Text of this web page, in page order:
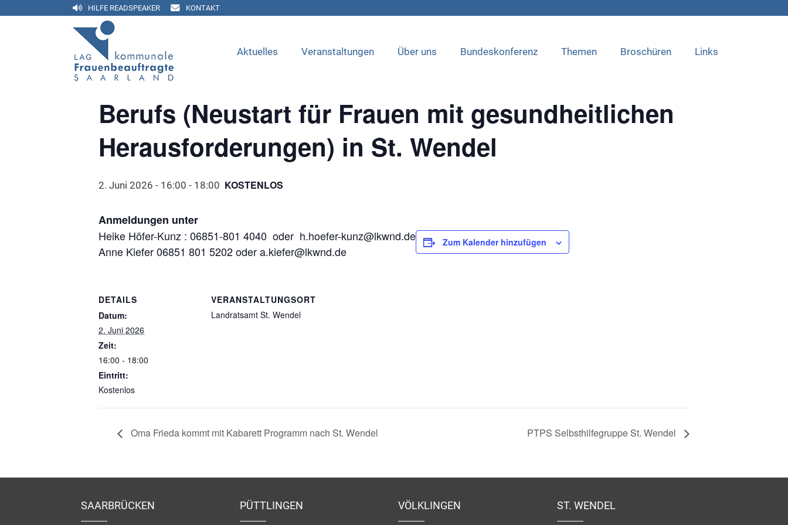
HILFE READSPEAKER KONTAKT
Aktuelles Veranstaltungen Über uns Bundeskonferenz Themen Broschüren Links
« Alle Veranstaltungen
Diese Veranstaltung hat bereits stattgefunden.
Berufs (Neustart für Frauen mit gesundheitlichen
Herausforderungen) in St. Wendel
2. Juni 2026 - 16:00 - 18:00 KOSTENLOS
Anmeldungen unter
Heike Höfer-Kunz : 06851-801 4040 oder h.hoefer-kunz@lkwnd.de
Anne Kiefer 06851 801 5202 oder a.kiefer@lkwnd.de
Zum Kalender hinzufügen
DETAILS
Datum:
2. Juni 2026
Zeit:
16:00 - 18:00
Eintritt:
Kostenlos
VERANSTALTUNGSORT
Landratsamt St. Wendel
Oma Frieda kommt mit Kabarett Programm nach St. Wendel PTPS Selbsthilfegruppe St. Wendel
SAARBRÜCKEN PÜTTLINGEN VÖLKLINGEN ST. WENDEL